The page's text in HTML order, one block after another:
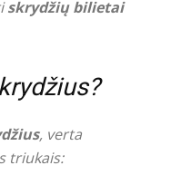
skrydžių bilietai
, verta
triukais: